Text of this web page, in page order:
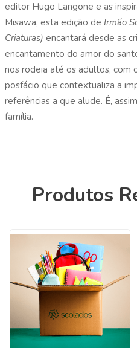
editor Hugo Langone e as
Misawa, esta edição de Irmão
Criaturas) encantará desde as
encantamento do amor do
nos rodeia até os adultos, com
posfácio que contextualiza a
referências a que alude. É,
família.
Produtos